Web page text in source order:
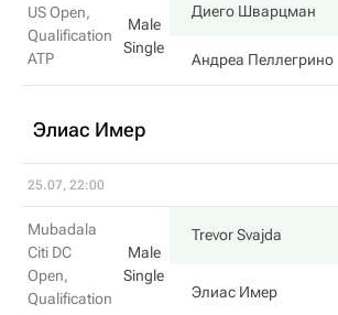
US Open,
Qualification
ATP
Male
Single
Диего Шварцман
Андреа Пеллегрино
Элиас Имер
25.07, 22:00
Mubadala
Citi DC
Open,
Qualification
Male
Single
Trevor Svajda
Элиас Имер